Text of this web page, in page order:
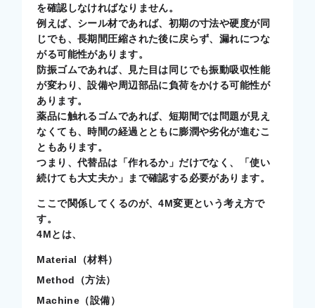
を確認しなければなりません。
例えば、シール材であれば、初期の寸法や硬度が同
じでも、長期間圧縮された後に戻らず、漏れにつな
がる可能性があります。
防振ゴムであれば、見た目は同じでも振動吸収性能
が変わり、設備や周辺部品に負荷をかける可能性が
あります。
薬品に触れるゴムであれば、短期間では問題が見え
なくても、時間の経過とともに膨潤や劣化が進むこ
ともあります。
つまり、代替品は「作れるか」だけでなく、「使い
続けても大丈夫か」まで確認する必要があります。
ここで関係してくるのが、4M変更という考え方で
す。
4Mとは、
Material（材料）
Method（方法）
Machine（設備）